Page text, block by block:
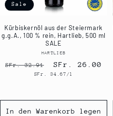
Sale
Kürbiskernöl aus der Steiermark
g.g.A., 100 % rein, Hartlieb, 500 ml
SALE
Anbieter:
HARTLIEB
Normaler
SFr. 32.91 Verkaufspreis
SFr. 26.00
Grundpreis
SFr. 34.67/l
In den Warenkorb legen